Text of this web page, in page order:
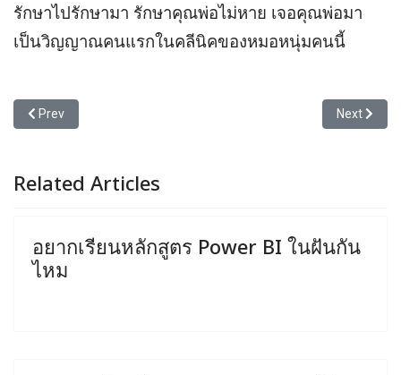
รักษาไปรักษามา รักษาคุณพ่อไม่หาย เจอคุณพ่อมา
เป็นวิญญาณคนแรกในคลีนิคของหมอหนุ่มคนนี้
Previous article: ว่าด้วยเรื่องของการลิงก์ กับการเรียนแบบพอเป็นหรื
Prev Next
Next
Related Articles
อยากเรียนหลักสูตร Power BI ในฝันกัน
ไหม